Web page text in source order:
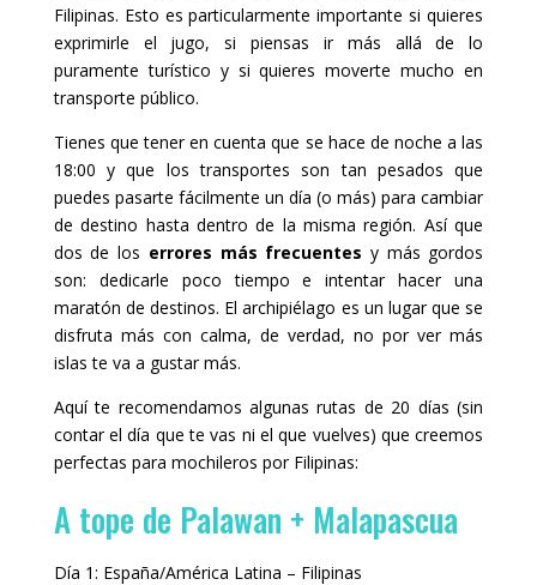
Filipinas. Esto es particularmente importante si quieres
exprimirle el jugo, si piensas ir más allá de lo
puramente turístico y si quieres moverte mucho en
transporte público.
Tienes que tener en cuenta que se hace de noche a las
18:00 y que los transportes son tan pesados que
puedes pasarte fácilmente un día (o más) para cambiar
de destino hasta dentro de la misma región. Así que
dos de los errores más frecuentes y más gordos
son: dedicarle poco tiempo e intentar hacer una
maratón de destinos. El archipiélago es un lugar que se
disfruta más con calma, de verdad, no por ver más
islas te va a gustar más.
Aquí te recomendamos algunas rutas de 20 días (sin
contar el día que te vas ni el que vuelves) que creemos
perfectas para mochileros por Filipinas:
A tope de Palawan + Malapascua
Día 1: España/América Latina – Filipinas